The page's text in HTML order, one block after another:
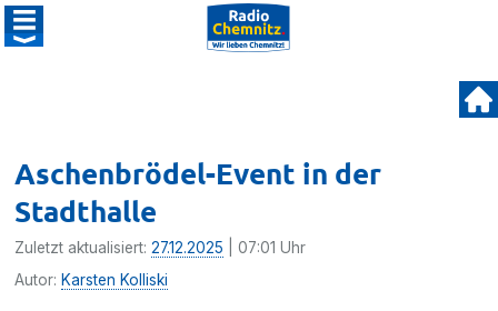
Aschenbrödel-Event in der
Stadthalle
Zuletzt aktualisiert:27.12.2025 | 07:01 Uhr
Autor: Karsten Kolliski